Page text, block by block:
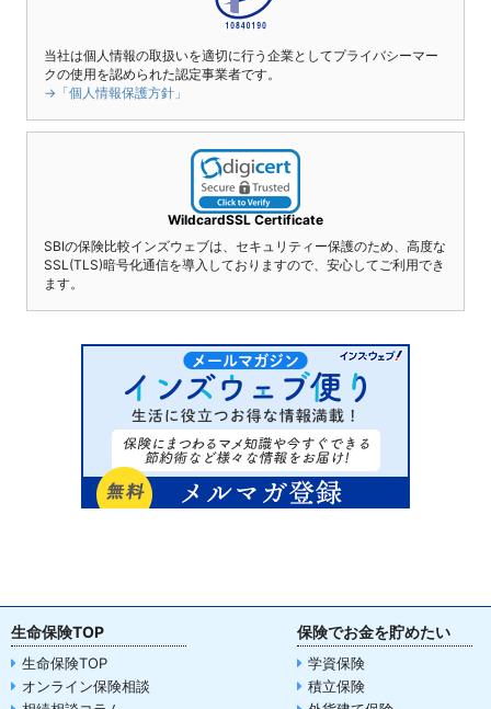
当社は個人情報の取扱いを適切に行う企業としてプライバシーマー
クの使用を認められた認定事業者です。
→「個人情報保護方針」
WildcardSSL Certificate
SBIの保険比較インズウェブは、セキュリティー保護のため、高度な
SSL(TLS)暗号化通信を導入しておりますので、安心してご利用でき
ます。
生命保険TOP
生命保険TOP
オンライン保険相談
保険でお金を貯めたい
学資保険
積立保険